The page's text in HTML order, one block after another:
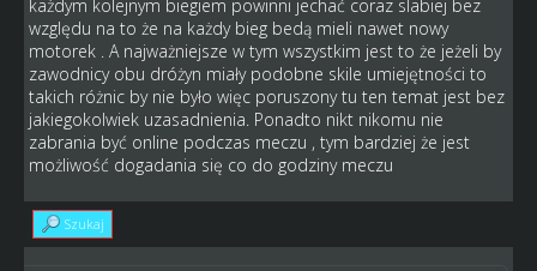
każdym kolejnym biegiem powinni jechać coraz slabiej bez
względu na to że na każdy bieg bedą mieli nawet nowy
motorek . A najważniejsze w tym wszystkim jest to że jeżeli by
zawodnicy obu dróżyn miały podobne skile umiejętności to
takich różnic by nie było więc poruszony tu ten temat jest bez
jakiegokolwiek uzasadnienia. Ponadto nikt nikomu nie
zabrania być online podczas meczu , tym bardziej że jest
możliwość dogadania się co do godziny meczu
Szukaj